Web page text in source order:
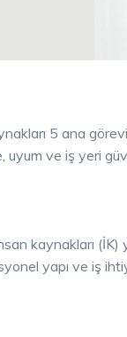
5 ana
uyum ve iş yeri
kaynakları (İK)
yapı ve iş